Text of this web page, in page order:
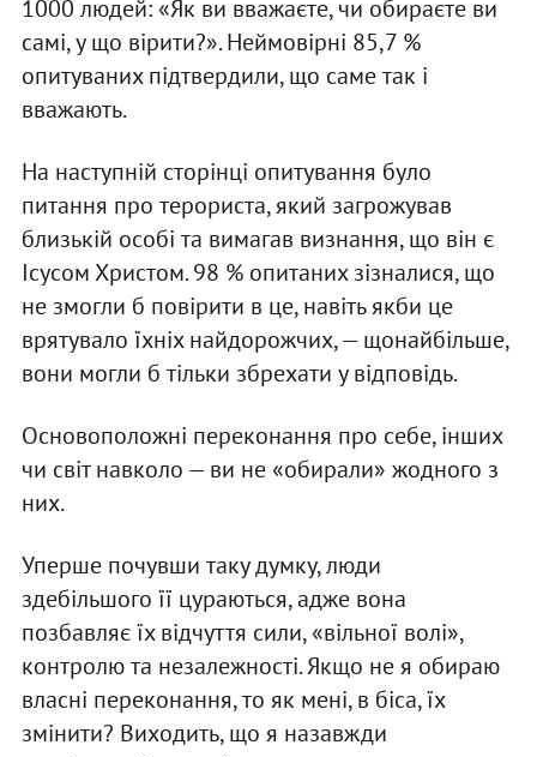
1000 людей: «Як ви вважаєте, чи обираєте ви
самі, у що вірити?». Неймовірні 85,7 %
опитуваних підтвердили, що саме так і
вважають.
На наступній сторінці опитування було
питання про терориста, який загрожував
близькій особі та вимагав визнання, що він є
Ісусом Христом. 98 % опитаних зізналися, що
не змогли б повірити в це, навіть якби це
врятувало їхніх найдорожчих, — щонайбільше,
вони могли б тільки збрехати у відповідь.
Основоположні переконання про себе, інших
чи світ навколо — ви не «обирали» жодного з
них.
Уперше почувши таку думку, люди
здебільшого її цураються, адже вона
позбавляє їх відчуття сили, «вільної волі»,
контролю та незалежності. Якщо не я обираю
власні переконання, то як мені, в біса, їх
змінити? Виходить, що я назавжди